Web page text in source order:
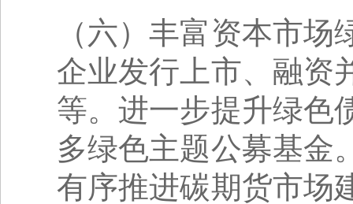
（六）丰富资本市
企业发行上市、融资
等。进一步提升绿色
多绿色主题公募基金
有序推进碳期货市场